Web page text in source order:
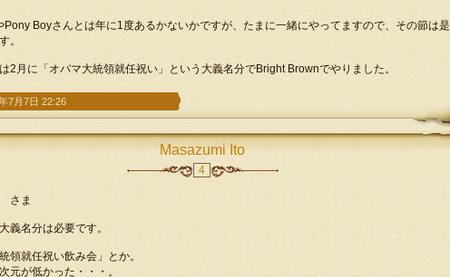
Pony Boyさんとは年に1度あるかないかですが、たまに一緒にやってますので、その節は是
。
2月に「オバマ大統領就任祝い」という大義名分でBright Brownでやりました。
7月7日 22:26
Masazumi Ito
4
さま
義名分は必要です。
領就任祝い飲み会」とか。
元が低かった・・・。